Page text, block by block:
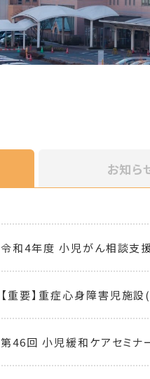
お知ら
令和4年度 小児がん相談支
【重要】重症心身障害児施
第46回 小児緩和ケアセミナ